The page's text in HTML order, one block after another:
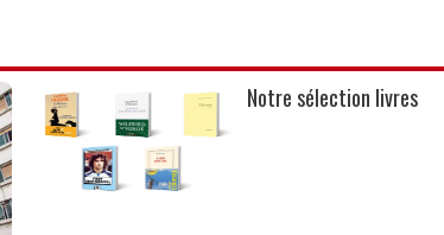
Notre sélection livres